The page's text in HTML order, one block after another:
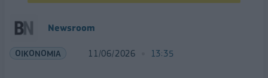
Νewsroom
ΟΙΚΟΝΟΜΙΑ 11/06/2026 13:35